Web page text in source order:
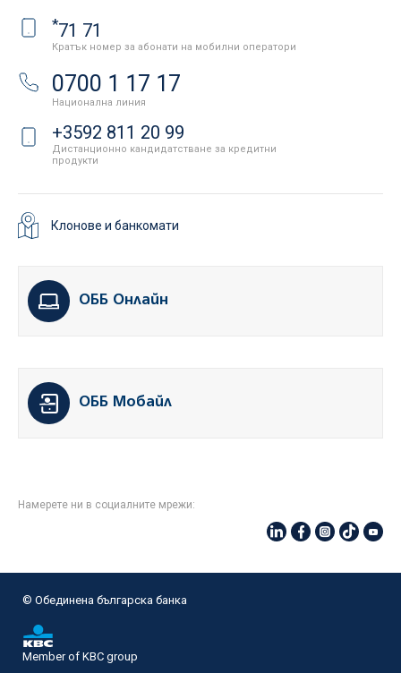
*71 71
Кратък номер за абонати на мобилни оператори
0700 1 17 17
Национална линия
+3592 811 20 99
Дистанционно кандидатстване за кредитни
продукти
Клонове и банкомати
ОББ Онлайн
ОББ Мобайл
Намерете ни в социалните мрежи:
© Oбединена българска банка
Member of KBC group